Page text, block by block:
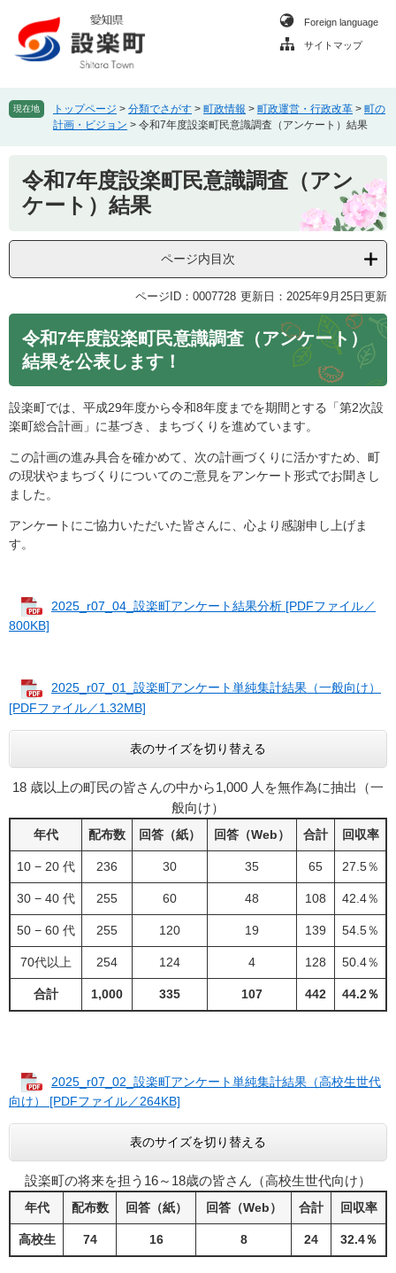
頭
で
飛
ば
Foreign language
サイトマップ
現在地 トップページ > 分類でさがす > 町政情報 > 町政運営・行政改革 > 町の
計画・ビジョン > 令和7年度設楽町民意識調査（アンケート）結果
令和7年度設楽町民意識調査（アン
ケート）結果
ページ内目次
ページID：0007728 更新日：2025年9月25日更新
令和7年度設楽町民意識調査（アンケート）
結果を公表します！
設楽町では、平成29年度から令和8年度までを期間とする「第2次設
楽町総合計画」に基づき、まちづくりを進めています。
この計画の進み具合を確かめて、次の計画づくりに活かすため、町
の現状やまちづくりについてのご意見をアンケート形式でお聞きし
ました。​
アンケートにご協力いただいた皆さんに、心より感謝申し上げま
す。
2025_r07_04_設楽町アンケート結果分析 [PDFファイル／
800KB]
2025_r07_01_設楽町アンケート単純集計結果（一般向け）
[PDFファイル／1.32MB]
表のサイズを切り替える
18 歳以上の町民の皆さんの中から1,000 人を無作為に抽出（一
般向け）
年代 配布数 回答（紙） 回答（Web） 合計 回収率
10 − 20 代 236 30 35 65 27.5％
30 − 40 代 255 60 48 108 42.4％
50 − 60 代 255 120 19 139 54.5％
70代以上 254 124 4 128 50.4％
合計 1,000 335 107 442 44.2％
2025_r07_02_設楽町アンケート単純集計結果（高校生世代
向け） [PDFファイル／264KB]
表のサイズを切り替える
設楽町の将来を担う16～18歳の皆さん（高校生世代向け）
年代 配布数 回答（紙） 回答（Web） 合計 回収率
高校生 74 16 8 24 32.4％